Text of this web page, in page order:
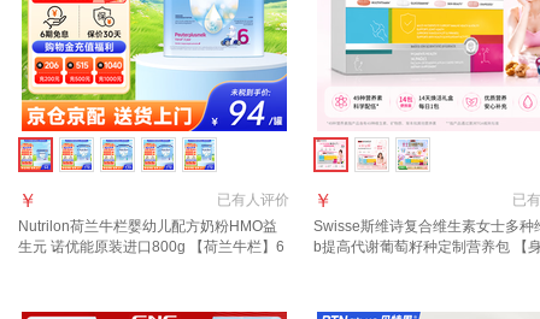
已有人评价
￥
Nutrilon荷兰牛栏婴幼儿配方奶粉HMO益
生元 诺优能原装进口800g 【荷兰牛栏】6
已有
￥
Swisse斯维诗复合维生素女士多种
b提高代谢葡萄籽种定制营养包 【